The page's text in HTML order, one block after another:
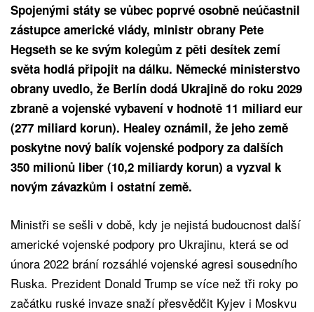
Spojenými státy se vůbec poprvé osobně neúčastnil
zástupce americké vlády, ministr obrany Pete
Hegseth se ke svým kolegům z pěti desítek zemí
světa hodlá připojit na dálku. Německé ministerstvo
obrany uvedlo, že Berlín dodá Ukrajině do roku 2029
zbraně a vojenské vybavení v hodnotě 11 miliard eur
(277 miliard korun). Healey oznámil, že jeho země
poskytne nový balík vojenské podpory za dalších
350 milionů liber (10,2 miliardy korun) a vyzval k
novým závazkům i ostatní země.
Ministři se sešli v době, kdy je nejistá budoucnost další
americké vojenské podpory pro Ukrajinu, která se od
února 2022 brání rozsáhlé vojenské agresi sousedního
Ruska. Prezident Donald Trump se více než tři roky po
začátku ruské invaze snaží přesvědčit Kyjev i Moskvu